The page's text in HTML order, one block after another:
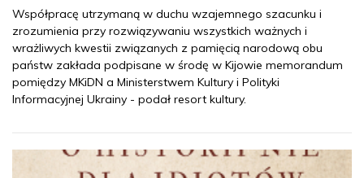
Współpracę utrzymaną w duchu wzajemnego szacunku i
zrozumienia przy rozwiązywaniu wszystkich ważnych i
wrażliwych kwestii związanych z pamięcią narodową obu
państw zakłada podpisane w środę w Kijowie memorandum
pomiędzy MKiDN a Ministerstwem Kultury i Polityki
Informacyjnej Ukrainy - podał resort kultury.